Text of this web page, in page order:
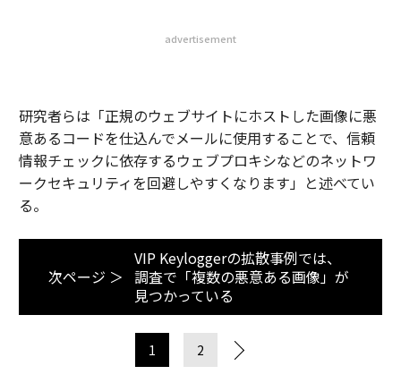
advertisement
研究者らは「正規のウェブサイトにホストした画像に悪
意あるコードを仕込んでメールに使用することで、信頼
情報チェックに依存するウェブプロキシなどのネットワ
ークセキュリティを回避しやすくなります」と述べてい
る。
次ページ ＞
VIP Keyloggerの拡散事例では、
調査で「複数の悪意ある画像」が
見つかっている
1 2